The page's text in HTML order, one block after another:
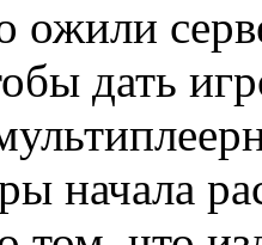
ожили
дать
начала